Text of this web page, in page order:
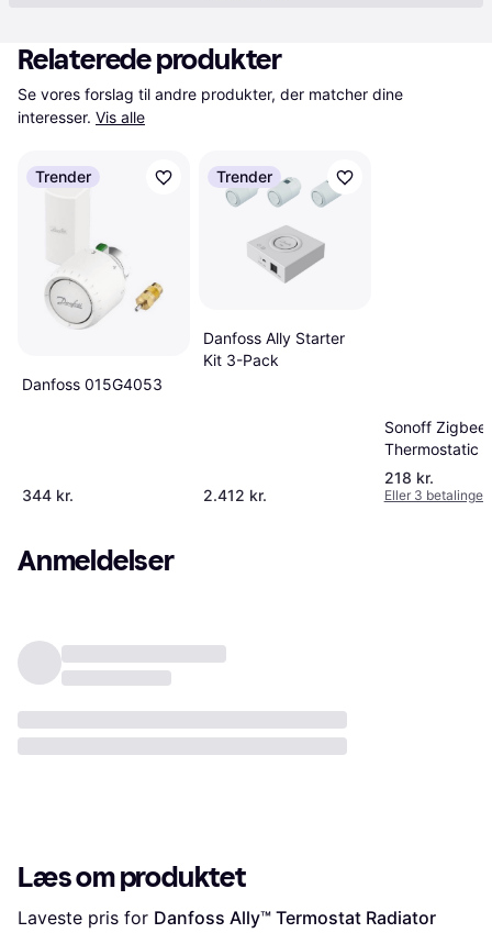
Relaterede produkter
Se vores forslag til andre produkter, der matcher dine
interesser. Vis alle
Trender
Danfoss 015G4053
344 kr.
Trender
Danfoss Ally Starter
Kit 3-Pack
2.412 kr.
Sonoff Zigbee
Thermostatic
Valve
218 kr.
Eller 3 betalinger
Anmeldelser
Læs om produktet
Laveste pris for Danfoss Ally™ Termostat Radiator